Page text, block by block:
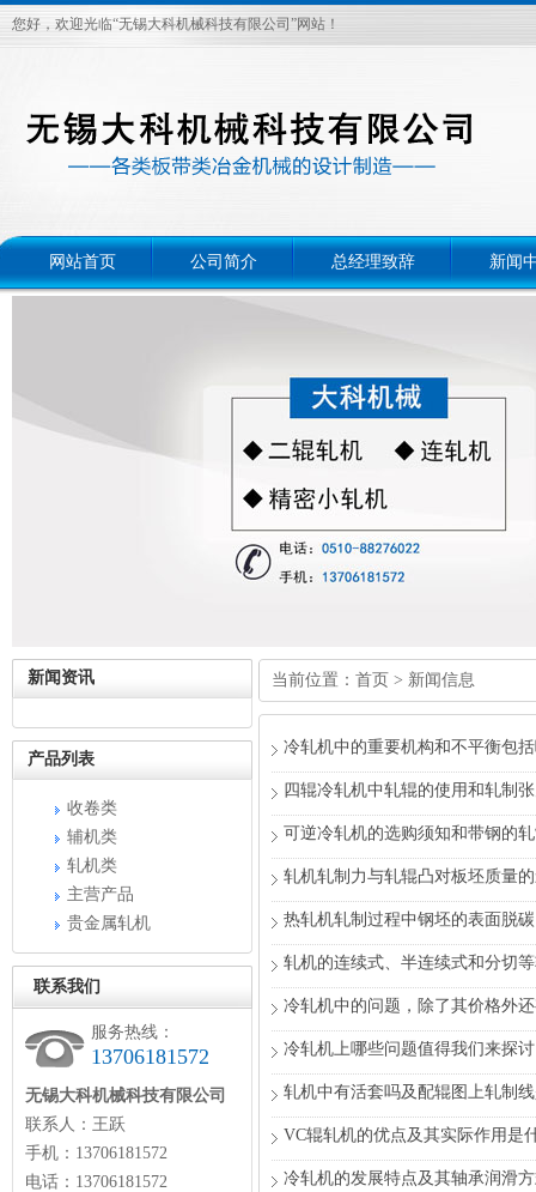
您好，欢迎光临“无锡大科机械科技有限公司”网站！
网站首页 公司简介 总经理致辞 新闻
新闻资讯
产品列表
收卷类
辅机类
轧机类
主营产品
贵金属轧机
联系我们
服务热线：
13706181572
无锡大科机械科技有限公司
联系人：王跃
手机：13706181572
电话：13706181572
当前位置： 首页 > 新闻信息
冷轧机中的重要机构和不平衡包
四辊冷轧机中轧辊的使用和轧制
可逆冷轧机的选购须知和带钢的
轧机轧制力与轧辊凸对板坯质量
热轧机轧制过程中钢坯的表面脱
轧机的连续式、半连续式和分切
冷轧机中的问题，除了其价格外
冷轧机上哪些问题值得我们来探
轧机中有活套吗及配辊图上轧制
VC辊轧机的优点及其实际作用是
冷轧机的发展特点及其轴承润滑